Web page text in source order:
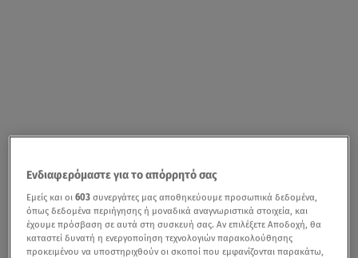
Ενδιαφερόμαστε για το απόρρητό σας
Εμείς και οι603 συνεργάτες μας αποθηκεύουμε προσωπικά δεδομένα,
όπως δεδομένα περιήγησης ή μοναδικά αναγνωριστικά στοιχεία, και
έχουμε πρόσβαση σε αυτά στη συσκευή σας. Αν επιλέξετε Αποδοχή, θα
καταστεί δυνατή η ενεργοποίηση τεχνολογιών παρακολούθησης
προκειμένου να υποστηριχθούν οι σκοποί που εμφανίζονται παρακάτω,